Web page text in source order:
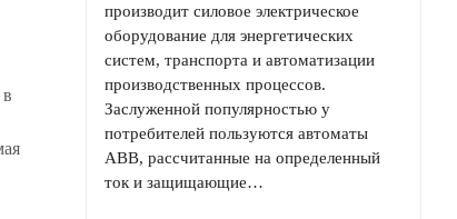
производит силовое электрическое
оборудование для энергетических
систем, транспорта и автоматизации
производственных процессов.
Заслуженной популярностью у
потребителей пользуются автоматы
ABB, рассчитанные на определенный
ток и защищающие…